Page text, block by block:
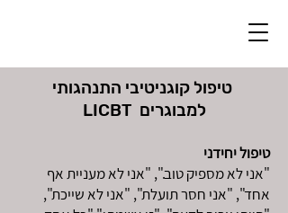
טיפול קוגניטיבי התנהגותי
למבוגרים LICBT
טיפול יחידני
"אני לא מספיק טוב.", "אני לא מעניית אף
אחד", "אני חסר תועלת", "אני לא שייכת",